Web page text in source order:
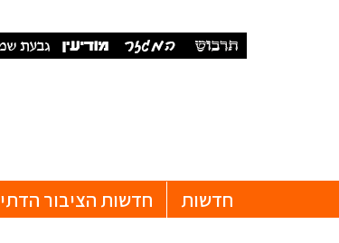
חדשות חדשות הציבור הדתי